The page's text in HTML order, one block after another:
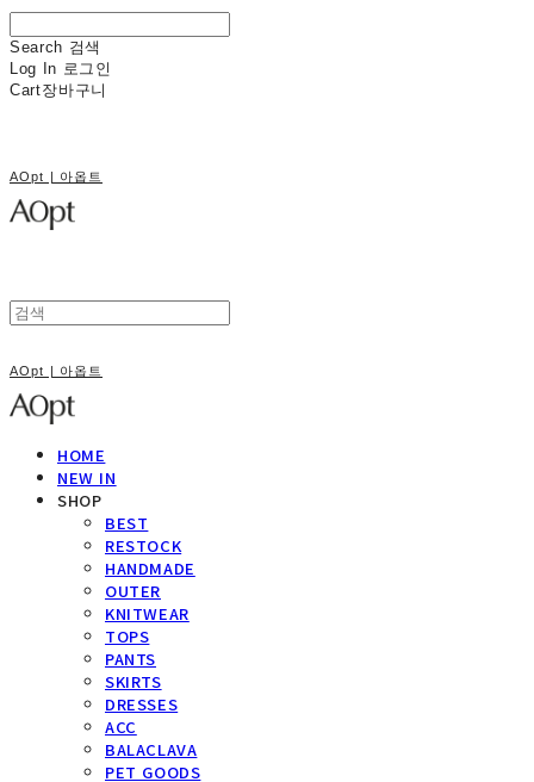
Search 검색
Log In 로그인
Cart장바구니
AOpt | 아옵트
AOpt | 아옵트
HOME
NEW IN
SHOP
BEST
RESTOCK
HANDMADE
OUTER
KNITWEAR
TOPS
PANTS
SKIRTS
DRESSES
ACC
BALACLAVA
PET GOODS